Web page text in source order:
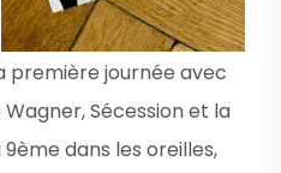
première journée avec
Sécession et la
dans les oreilles,